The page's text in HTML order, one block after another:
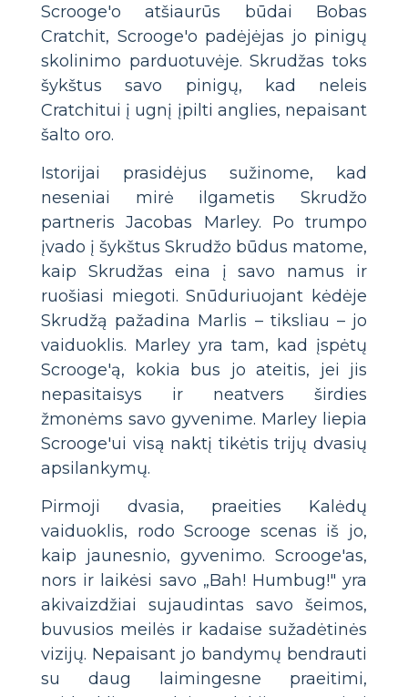
Scrooge'o atšiaurūs būdai Bobas
Cratchit, Scrooge'o padėjėjas jo pinigų
skolinimo parduotuvėje. Skrudžas toks
šykštus savo pinigų, kad neleis
Cratchitui į ugnį įpilti anglies, nepaisant
šalto oro.
Istorijai prasidėjus sužinome, kad
neseniai mirė ilgametis Skrudžo
partneris Jacobas Marley. Po trumpo
įvado į šykštus Skrudžo būdus matome,
kaip Skrudžas eina į savo namus ir
ruošiasi miegoti. Snūduriuojant kėdėje
Skrudžą pažadina Marlis – tiksliau – jo
vaiduoklis. Marley yra tam, kad įspėtų
Scrooge'ą, kokia bus jo ateitis, jei jis
nepasitaisys ir neatvers širdies
žmonėms savo gyvenime. Marley liepia
Scrooge'ui visą naktį tikėtis trijų dvasių
apsilankymų.
Pirmoji dvasia, praeities Kalėdų
vaiduoklis, rodo Scrooge scenas iš jo,
kaip jaunesnio, gyvenimo. Scrooge'as,
nors ir laikėsi savo „Bah! Humbug!" yra
akivaizdžiai sujaudintas savo šeimos,
buvusios meilės ir kadaise sužadėtinės
vizijų. Nepaisant jo bandymų bendrauti
su daug laimingesne praeitimi,